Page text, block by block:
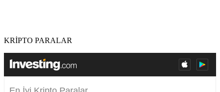
KRİPTO PARALAR